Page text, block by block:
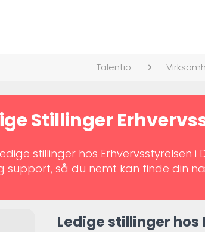
Talentio
Stillinger
stillinger hos
support, så du nemt kan finde din
Ledige stillinger